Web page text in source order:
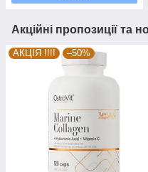
Акційні пропозиції та
АКЦІЯ !!!! –50%